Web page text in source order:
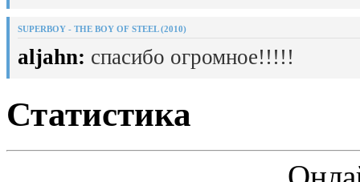
SUPERBOY - THE BOY OF STEEL (2010)
aljahn: спасибо огромное!!!!!
Статистика